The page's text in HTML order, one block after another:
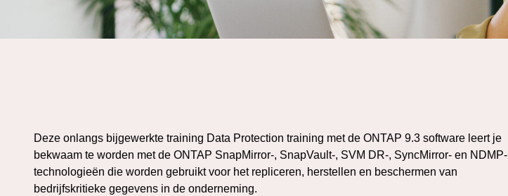
Deze onlangs bijgewerkte training Data Protection training met de ONTAP 9.3 software leert je
bekwaam te worden met de ONTAP SnapMirror-, SnapVault-, SVM DR-, SyncMirror- en NDMP-
technologieën die worden gebruikt voor het repliceren, herstellen en beschermen van
bedrijfskritieke gegevens in de onderneming.